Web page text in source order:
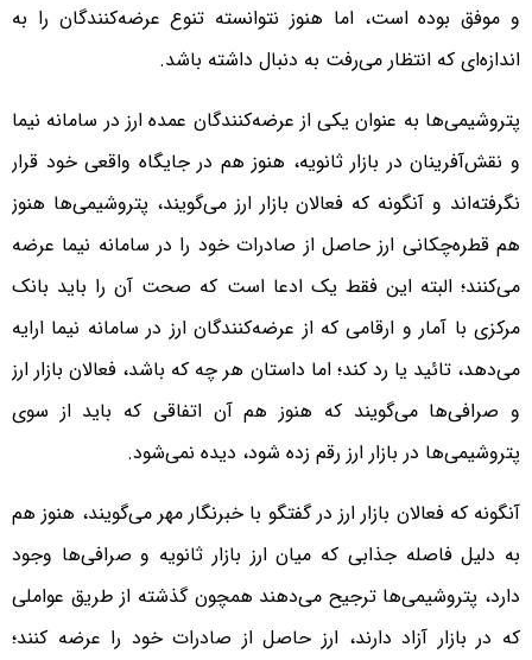
و موفق بوده است، اما هنوز نتوانسته تنوع عرضه‌کنندگان را به
اندازه‌ای که انتظار می‌رفت به دنبال داشته باشد.
پتروشیمی‌ها به عنوان یکی از عرضه‌کنندگان عمده ارز در سامانه نیما
و نقش‌آفرینان در بازار ثانویه، هنوز هم در جایگاه واقعی خود قرار
نگرفته‌اند و آنگونه که فعالان بازار ارز می‌گویند، پتروشیمی‌ها هنوز
هم قطره‌چکانی ارز حاصل از صادرات خود را در سامانه نیما عرضه
می‌کنند؛ البته این فقط یک ادعا است که صحت آن را باید بانک
مرکزی با آمار و ارقامی که از عرضه‌کنندگان ارز در سامانه نیما ارایه
می‌دهد، تائید یا رد کند؛ اما داستان هر چه که باشد، فعالان بازار ارز
و صرافی‌ها می‌گویند که هنوز هم آن اتفاقی که باید از سوی
پتروشیمی‌ها در بازار ارز رقم زده شود، دیده نمی‌شود.
آنگونه که فعالان بازار ارز در گفتگو با خبرنگار مهر می‌گویند، هنوز هم
به دلیل فاصله جذابی که میان ارز بازار ثانویه و صرافی‌ها وجود
دارد، پتروشیمی‌ها ترجیح می‌دهند همچون گذشته از طریق عواملی
که در بازار آزاد دارند، ارز حاصل از صادرات خود را عرضه کنند؛